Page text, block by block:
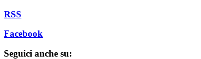
RSS
Facebook
Seguici anche su: